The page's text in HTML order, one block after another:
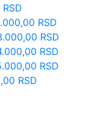
RSD
RSD
RSD
RSD
RSD